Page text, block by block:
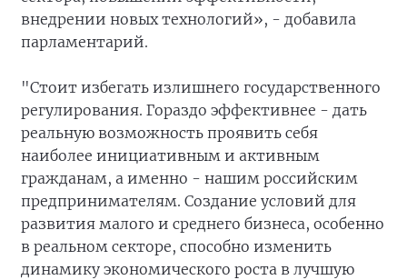
внедрении новых технологий», - добавила
парламентарий.
"Стоит избегать излишнего государственного
регулирования. Гораздо эффективнее - дать
реальную возможность проявить себя
наиболее инициативным и активным
гражданам, а именно - нашим российским
предпринимателям. Создание условий для
развития малого и среднего бизнеса, особенно
в реальном секторе, способно изменить
динамику экономического роста в лучшую